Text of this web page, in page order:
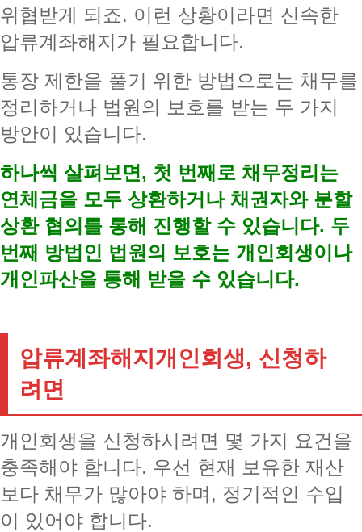
위협받게 되죠. 이런 상황이라면 신속한
압류계좌해지가 필요합니다.
통장 제한을 풀기 위한 방법으로는 채무를
정리하거나 법원의 보호를 받는 두 가지
방안이 있습니다.
하나씩 살펴보면, 첫 번째로 채무정리는
연체금을 모두 상환하거나 채권자와 분할
상환 협의를 통해 진행할 수 있습니다. 두
번째 방법인 법원의 보호는 개인회생이나
개인파산을 통해 받을 수 있습니다.
압류계좌해지개인회생, 신청하
려면
개인회생을 신청하시려면 몇 가지 요건을
충족해야 합니다. 우선 현재 보유한 재산
보다 채무가 많아야 하며, 정기적인 수입
이 있어야 합니다.